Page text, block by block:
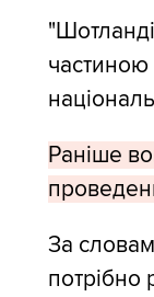
частиною
Раніше
За